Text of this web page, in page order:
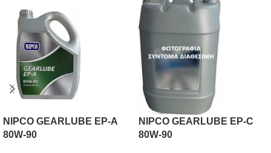
NIPCO GEARLUBE EP-A
80W-90
NIPCO GEARLUBE EP-C
80W-90